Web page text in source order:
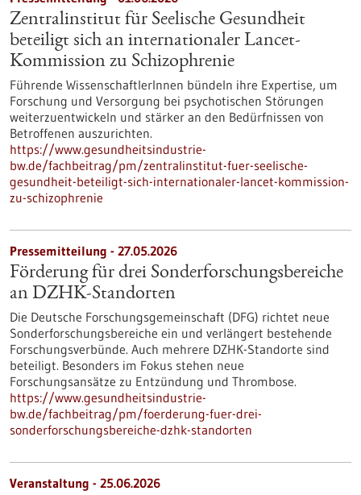
Zentralinstitut für Seelische Gesundheit
beteiligt sich an internationaler Lancet-
Kommission zu Schizophrenie
Führende WissenschaftlerInnen bündeln ihre Expertise, um
Forschung und Versorgung bei psychotischen Störungen
weiterzuentwickeln und stärker an den Bedürfnissen von
Betroffenen auszurichten.
https://www.gesundheitsindustrie-
bw.de/fachbeitrag/pm/zentralinstitut-fuer-seelische-
gesundheit-beteiligt-sich-internationaler-lancet-kommission-
zu-schizophrenie
Pressemitteilung - 27.05.2026
Förderung für drei Sonderforschungsbereiche
an DZHK-Standorten
Die Deutsche Forschungsgemeinschaft (DFG) richtet neue
Sonderforschungsbereiche ein und verlängert bestehende
Forschungsverbünde. Auch mehrere DZHK-Standorte sind
beteiligt. Besonders im Fokus stehen neue
Forschungsansätze zu Entzündung und Thrombose.
https://www.gesundheitsindustrie-
bw.de/fachbeitrag/pm/foerderung-fuer-drei-
sonderforschungsbereiche-dzhk-standorten
Veranstaltung - 25.06.2026